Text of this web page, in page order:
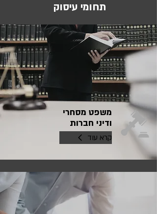
תחומי עיסוק
משפט מסחרי
ודיני חברות
קרא עוד